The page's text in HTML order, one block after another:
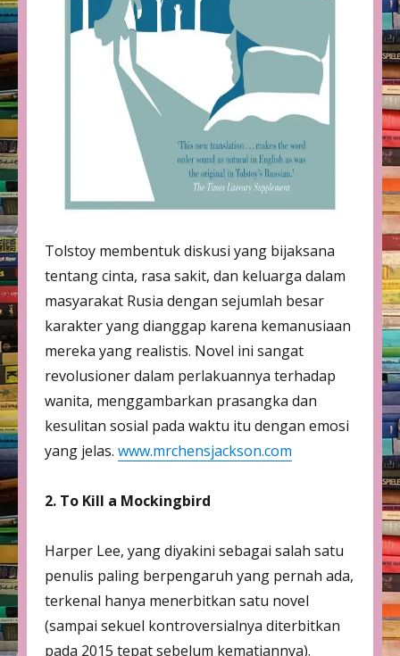
Tolstoy membentuk diskusi yang bijaksana
tentang cinta, rasa sakit, dan keluarga dalam
masyarakat Rusia dengan sejumlah besar
karakter yang dianggap karena kemanusiaan
mereka yang realistis. Novel ini sangat
revolusioner dalam perlakuannya terhadap
wanita, menggambarkan prasangka dan
kesulitan sosial pada waktu itu dengan emosi
yang jelas. www.mrchensjackson.com
2. To Kill a Mockingbird
Harper Lee, yang diyakini sebagai salah satu
penulis paling berpengaruh yang pernah ada,
terkenal hanya menerbitkan satu novel
(sampai sekuel kontroversialnya diterbitkan
pada 2015 tepat sebelum kematiannya).